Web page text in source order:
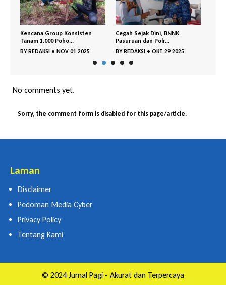
Kencana Group Konsisten
Tanam 1.000 Poho...
BYREDAKSI • NOV 01 2025
Cegah Sejak Dini, BNNK
Pasuruan dan Polr...
BYREDAKSI • OKT 29 2025
No comments yet.
Sorry, the comment form is disabled for this page/article.
Laman
Disclaimer
Pedoman Media Cyber
Privacy Policy
Tentang Kami
© 2024 Jurnal Pagi - Akurat dan Terpercaya